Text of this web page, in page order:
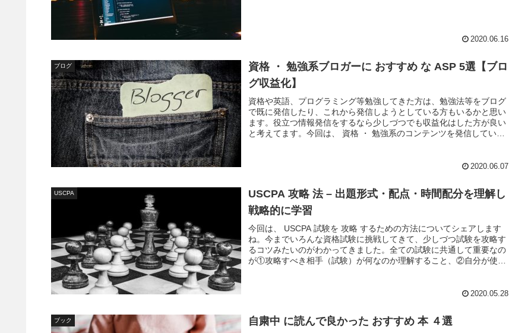
2020.06.16
ブログ
資格 ・ 勉強系ブロガーに おすすめ な ASP 5選【ブロ
グ収益化】
資格や英語、プログラミング等勉強してきた方は、勉強法等をブログ
で既に発信したり、これから発信しようとしている方もいるかと思い
ます。役立つ情報発信をするなら少しづつでも収益化はした方が良い
と考えてます。今回は、 資格 ・ 勉強系のコンテンツを発信している
2020.06.07
USCPA
USCPA 攻略 法 – 出題形式・配点・時間配分を理解し
戦略的に学習
今回は、 USCPA 試験を 攻略 するための方法についてシェアします
ね。今までいろんな資格試験に挑戦してきて、少しづつ試験を攻略す
るコツみたいのがわかってきました。全ての試験に共通して重要なの
が①攻略すべき相手（試験）が何なのか理解すること、②自分が使え
2020.05.28
ブック 自粛中 に読んで良かった おすすめ 本 ４選